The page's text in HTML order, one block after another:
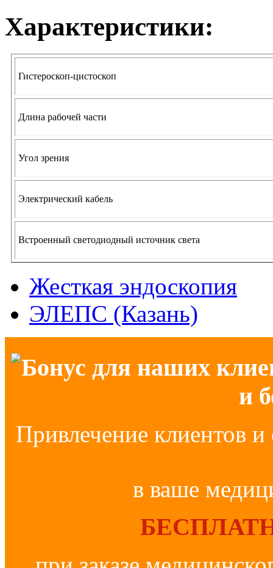
Характеристики:
Гистероскоп-цистоскоп
Длина рабочей части
Угол зрения
Электрический кабель
Встроенный светодиодный источник света
Жесткая эндоскопия
ЭЛЕПС (Казань)
Бонус для наших
и
Привлечение клиентов и
в ваше